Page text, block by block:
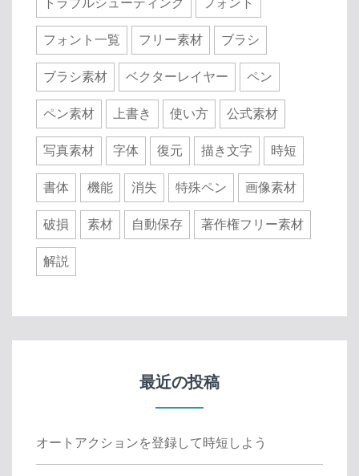
トラブルシューティング フォント
フォント一覧 フリー素材 ブラシ
ブラシ素材 ベクターレイヤー ペン
ペン素材 上書き 使い方 公式素材
写真素材 字体 復元 描き文字 時短
書体 機能 消失 特殊ペン 画像素材
破損 素材 自動保存 著作権フリー素材
解説
最近の投稿
オートアクションを登録して時短しよう